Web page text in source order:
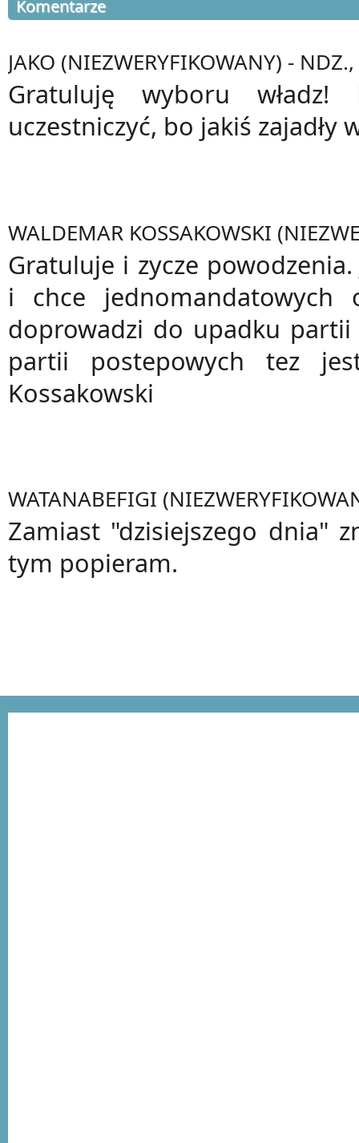
Komentarze
JAKO (NIEZWERYFIKOWANY) -
Gratuluję wyboru
uczestniczyć, bo jakiś zajadły
WALDEMAR KOSSAKOWSKI
Gratuluje i zycze
i chce
doprowadzi do upadku
partii postepowych tez
Kossakowski
WATANABEFIGI
Zamiast "dzisiejszego dnia"
tym popieram.